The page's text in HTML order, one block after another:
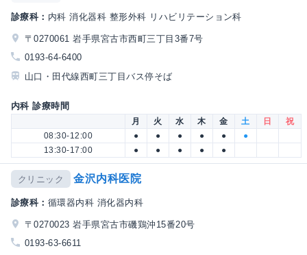
診療科： 内科 消化器科 整形外科 リハビリテーション科
〒0270061 岩手県宮古市西町三丁目3番7号
0193-64-6400
山口・田代線西町三丁目バス停そば
内科 診療時間
月 火 水 木 金 土 日
祝
08:30-12:00
● ● ● ● ●
●
13:30-17:00
● ● ● ● ●
クリニック 金沢内科医院
診療科： 循環器内科 消化器内科
〒0270023 岩手県宮古市磯鶏沖15番20号
0193-63-6611